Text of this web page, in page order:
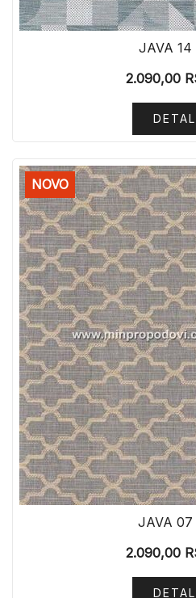
JAVA 14
2.090,00
NOVO
JAVA 07
2.090,00